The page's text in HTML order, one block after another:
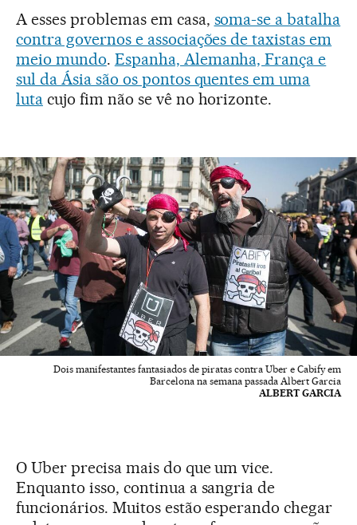
A esses problemas em casa, soma-se a batalha
contra governos e associações de taxistas em
meio mundo. Espanha, Alemanha, França e
sul da Ásia são os pontos quentes em uma
lutacujo fim não se vê no horizonte.
Dois manifestantes fantasiados de piratas contra Uber e Cabify em
Barcelona na semana passada Albert Garcia
ALBERT GARCIA
O Uber precisa mais do que um vice.
Enquanto isso, continua a sangria de
funcionários. Muitos estão esperando chegar